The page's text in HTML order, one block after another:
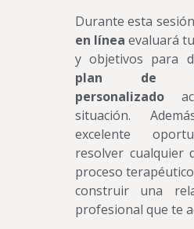
Durante esta
en línea evaluará
y objetivos para
plan de
personalizado
situación.
excelente
resolver cualquier
proceso
construir una
profesional que te